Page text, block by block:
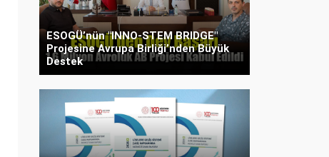
ESOGÜ’nün "INNO-STEM BRIDGE"
Projesine Avrupa Birliği’nden Büyük
Destek